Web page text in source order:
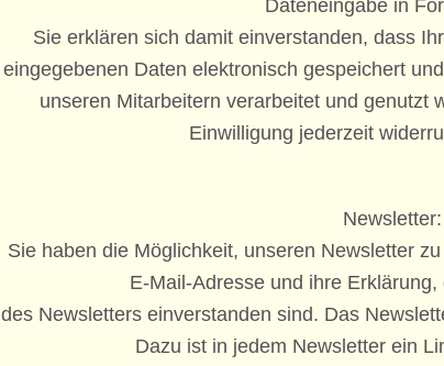
Dateneingabe in
Sie erklären sich damit einverstanden, dass
eingegebenen Daten elektronisch gespeichert
unseren Mitarbeitern verarbeitet und genutzt
Einwilligung jederzeit
Newsletter:
Sie haben die Möglichkeit, unseren Newsletter
E-Mail-Adresse und ihre
des Newsletters einverstanden sind. Das
Dazu ist in jedem Newsletter ein